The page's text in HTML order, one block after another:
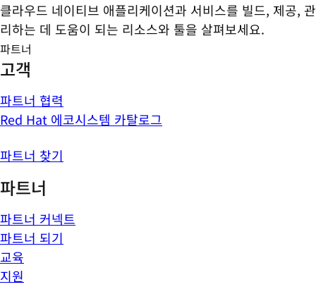
클라우드 네이티브 애플리케이션과 서비스를 빌드, 제공, 관
리하는 데 도움이 되는 리소스와 툴을 살펴보세요.
파트너
고객
파트너 협력
Red Hat 에코시스템 카탈로그
파트너 찾기
파트너
파트너 커넥트
파트너 되기
교육
지원